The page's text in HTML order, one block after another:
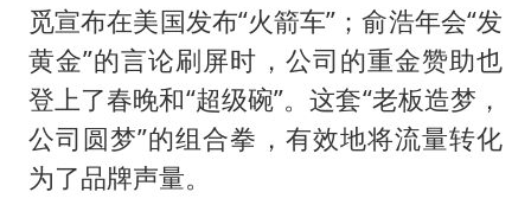
觅宣布在美国发布“火箭车”；俞浩年会“发
黄金”的言论刷屏时，公司的重金赞助也
登上了春晚和“超级碗”。这套“老板造梦，
公司圆梦”的组合拳，有效地将流量转化
为了品牌声量。